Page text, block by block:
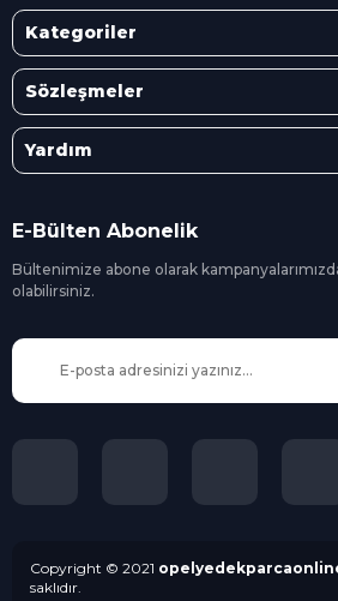
Kategoriler
Sözleşmeler
Yardım
E-Bülten Abonelik
Bültenimize abone olarak
olabilirsiniz.
Copyright © 2021
saklıdır.